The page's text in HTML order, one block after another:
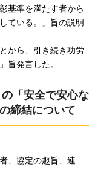
基準を満たす者から
ている。」旨の説明
から、引き続き功労
旨発言した。
「安全で安心な
締結について
、協定の趣旨、連